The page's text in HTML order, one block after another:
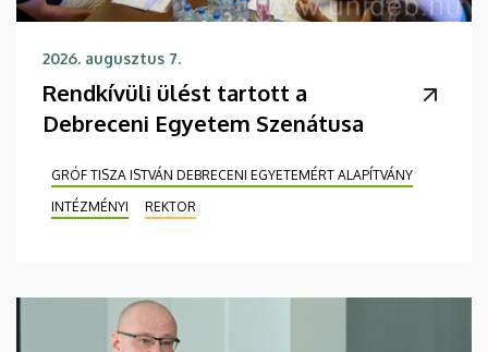
2026. augusztus 7.
Rendkívüli ülést tartott a
Debreceni Egyetem Szenátusa
GRÓF TISZA ISTVÁN DEBRECENI EGYETEMÉRT ALAPÍTVÁNY
INTÉZMÉNYI
REKTOR